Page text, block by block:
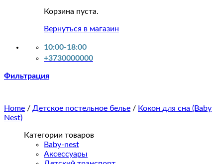
Развивающие коврики
Машинки на радиоуправлении
Аксессуары
Подушки для кормления
Подушки для беременных
Горшочки и сиденья
Костюмы
Халаты
Платья
Корзина пуста.
Вернуться в магазин
10:00-18:00
+3730000000
Фильтрация
Home / Детское постельное белье / Кокон для сна (Baby
Nest)
Категории товаров
Baby-nest
Аксессуары